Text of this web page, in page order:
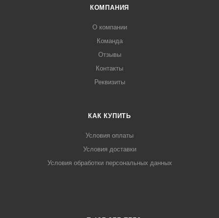
КОМПАНИЯ
О компании
Команда
Отзывы
Контакты
Реквизиты
КАК КУПИТЬ
Условия оплаты
Условия доставки
Условия обработки персональных данных